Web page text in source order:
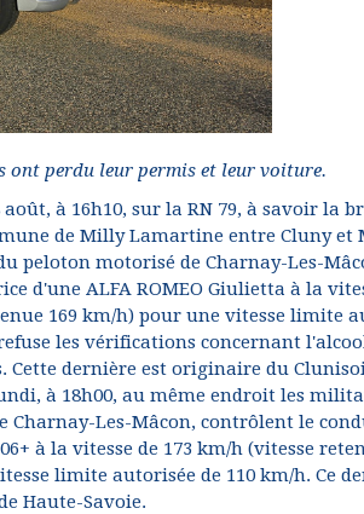
ont perdu leur permis et leur voiture.
août, à 16h10, sur la RN 79, à savoir la
de Milly Lamartine entre Cluny et
peloton motorisé de Charnay-Les-
d'une ALFA ROMEO Giulietta à la
169 km/h) pour une vitesse limite
les vérifications concernant
Cette dernière est originaire du
à 18h00, au même endroit les
Charnay-Les-Mâcon, contrôlent le
à la vitesse de 173 km/h (vitesse
limite autorisée de 110 km/h. Ce
Haute-Savoie.